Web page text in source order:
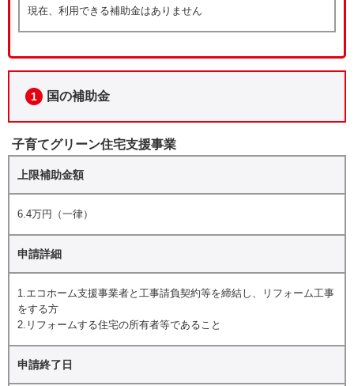
現在、利用できる補助金はありません
1 国の補助金
子育てグリーン住宅支援事業
上限補助金額
6.4万円（一律）
申請詳細
1.エコホーム支援事業者と工事請負契約等を締結し、リフォーム工事
をする方
2.リフォームする住宅の所有者等であること
申請終了日